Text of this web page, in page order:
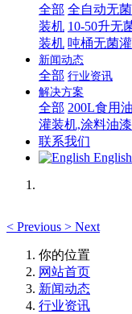
全部 全自动无
装机 10-50升无
装机 吨桶无菌
新闻动态
全部 行业资讯
解决方案
全部 200L食用
灌装机,涂料油
联系我们
English
< Previous > Next
你的位置
网站首页
新闻动态
行业资讯